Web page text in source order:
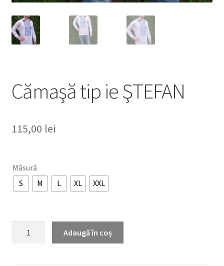
Cămaşă tip ie ŞTEFAN
115,00 lei
Măsură
S
M L XL XXL
Adaugă în coș